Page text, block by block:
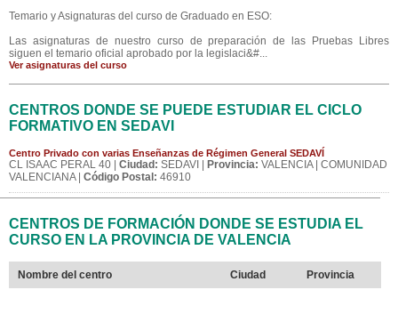
Temario y Asignaturas del curso de Graduado en ESO:
Las asignaturas de nuestro curso de preparación de las Pruebas Libres
siguen el temario oficial aprobado por la legislaci&#...
Ver asignaturas del curso
CENTROS DONDE SE PUEDE ESTUDIAR EL CICLO
FORMATIVO EN SEDAVI
Centro Privado con varias Enseñanzas de Régimen General SEDAVÍ
CL ISAAC PERAL 40 | Ciudad: SEDAVI | Provincia: VALENCIA | COMUNIDAD
VALENCIANA | Código Postal: 46910
CENTROS DE FORMACIÓN DONDE SE ESTUDIA EL
CURSO EN LA PROVINCIA DE VALENCIA
Nombre del centro Ciudad Provincia